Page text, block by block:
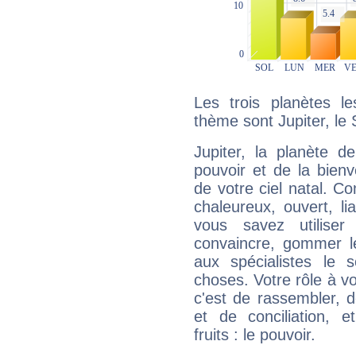
Les trois planètes
thème sont Jupiter, le
Jupiter, la planète
pouvoir et de la
de votre ciel natal.
chaleureux, ouvert,
vous savez
convaincre, gommer
aux spécialistes le
choses. Votre rôle à
c'est de rassembler,
et de conciliation,
fruits : le pouvoir.